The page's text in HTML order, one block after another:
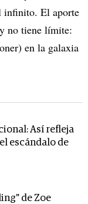
infinito. El aporte
no tiene límite:
en la galaxia
Así refleja
escándalo de
de Zoe